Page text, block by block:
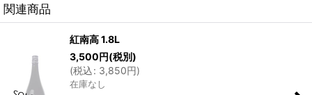
関連商品
紅南高 1.8L
3,500円(税別)
(税込: 3,850円)
在庫なし